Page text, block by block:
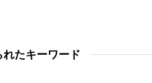
たキーワード